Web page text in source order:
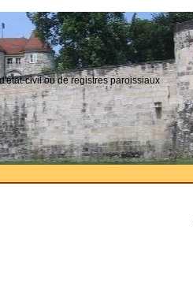
civil ou de registres paroissiaux